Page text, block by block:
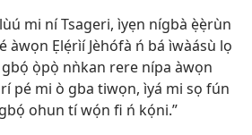
mi ní Tsageri, ìyẹn nígbà ẹ̀ẹ̀rùn
àwọn Ẹlẹ́rìí Jèhófà ń bá ìwàásù lọ
ọ̀pọ̀ nǹkan rere nípa àwọn
pé mi ò gba tiwọn, ìyá mi sọ fún
ohun tí wọ́n fi ń kọ́ni.”